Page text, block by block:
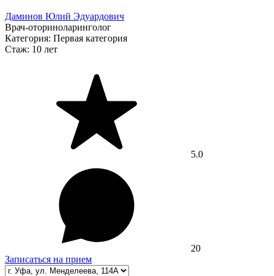
Даминов Юлий Эдуардович
Врач-оториноларинголог
Категория: Первая категория
Стаж: 10 лет
5.0
20
Записаться на прием